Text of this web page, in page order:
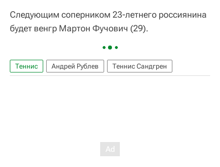
Следующим соперником 23-летнего россиянина
будет венгр Мартон Фучович (29).
Теннис Андрей Рублев Теннис Сандгрен